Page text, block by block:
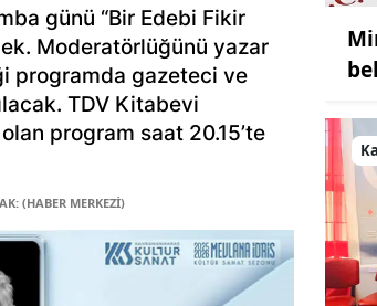
günü “Bir Edebi Fikir
Moderatörlüğünü yazar
programda gazeteci ve
TDV Kitabevi
program saat 20.15’te
(HABER MERKEZİ)